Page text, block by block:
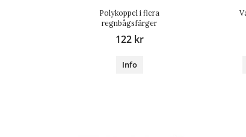
Polykoppel i flera
regnbågsfärger
122 kr
Info